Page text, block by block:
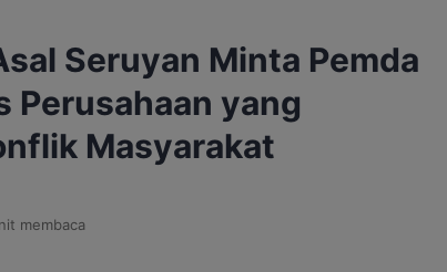
Seruyan Minta Pemda
Perusahaan yang
Masyarakat
membaca